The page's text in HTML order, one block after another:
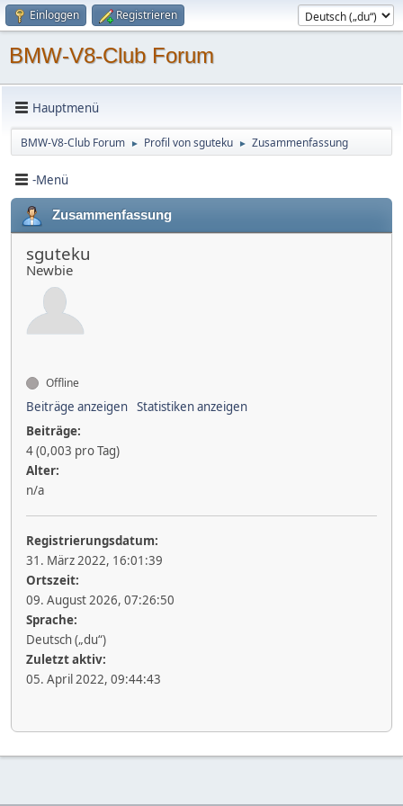
Einloggen Registrieren
BMW-V8-Club Forum
Hauptmenü
BMW-V8-Club Forum ► Profil von sguteku ► Zusammenfassung
-Menü
Zusammenfassung
sguteku
Newbie
Offline
Beiträge anzeigen Statistiken anzeigen
Beiträge:
4 (0,003 pro Tag)
Alter:
n/a
Registrierungsdatum:
31. März 2022, 16:01:39
Ortszeit:
09. August 2026, 07:26:50
Sprache:
Deutsch („du“)
Zuletzt aktiv:
05. April 2022, 09:44:43